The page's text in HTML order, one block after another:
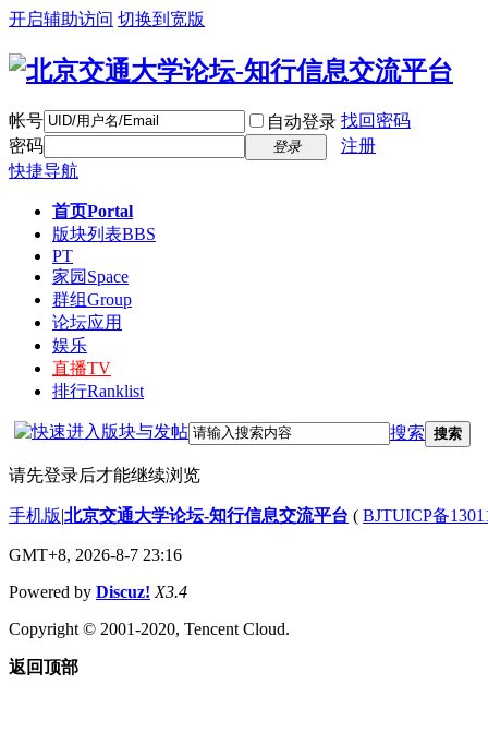
开启辅助访问 切换到宽版
帐号 自动登录 找回密码
密码
登录
注册
快捷导航
首页Portal
版块列表BBS
PT
家园 Space
群组Group
论坛应用
娱乐
直播TV
排行Ranklist
搜索 搜索
请先登录后才能继续浏览
手机版|北京交通大学论坛-知行信息交流平台 ( BJTUICP备
GMT+8, 2026-8-7 23:16
Powered by Discuz! X3.4
Copyright © 2001-2020, Tencent Cloud.
返回顶部